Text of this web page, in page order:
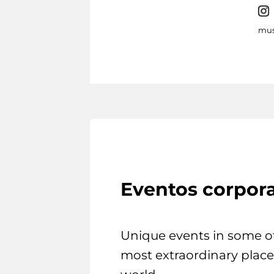
Eventos
Unique events in some
most extraordinary